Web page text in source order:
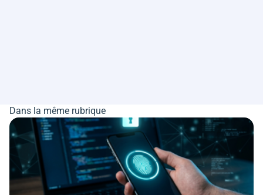
Dans la même rubrique